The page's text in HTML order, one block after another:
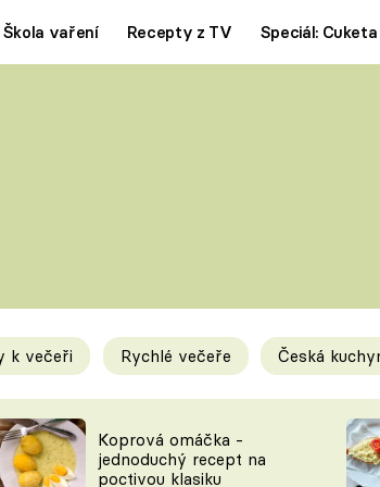
Škola vaření Recepty z TV Speciál: Cuketa
Tipy a triky
KAM ZA JÍDLEM
k večeři Rychlé večeře Česká
Koprová omáčka -
jednoduchý recept na
poctivou klasiku